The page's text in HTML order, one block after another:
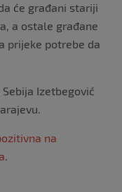
će građani stariji
a ostale građane
prijeke potrebe da
Sebija Izetbegović
na
.